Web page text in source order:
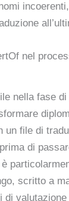
nel
nella fase
un file di
di
scritto a
di